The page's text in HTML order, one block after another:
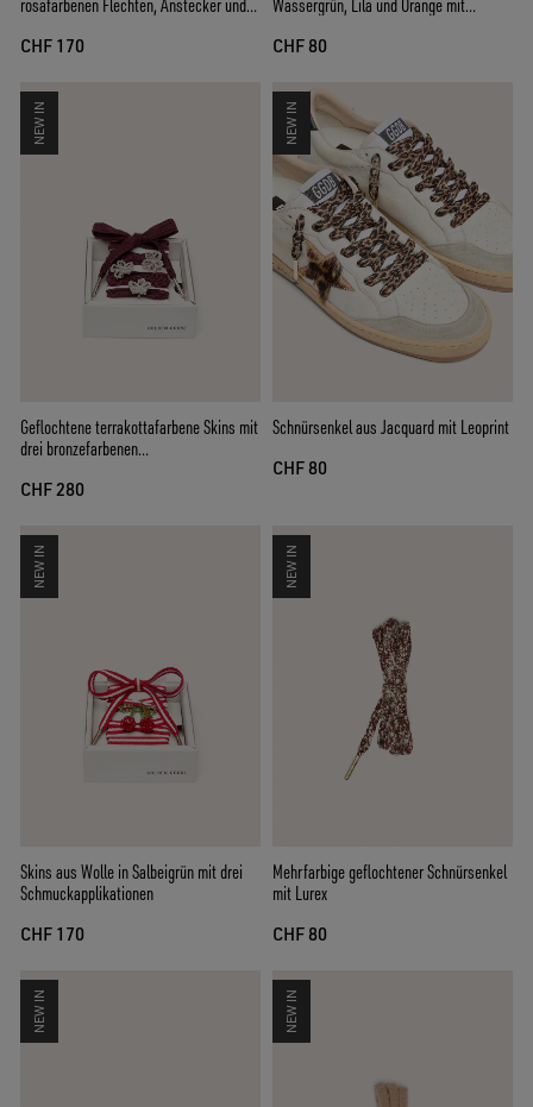
CHF 170 CHF 80
NEW IN
Geflochtene terrakottafarbene Skins mit
drei bronzefarbenen
CHF 280
NEW IN
Schnürsenkel aus Jacquard mit Leoprint
CHF 80
NEW IN
Skins aus Wolle in Salbeigrün mit drei
Schmuckapplikationen
CHF 170
NEW IN
Mehrfarbige geflochtener Schnürsenkel
mit Lurex
CHF 80
NEW IN NEW IN